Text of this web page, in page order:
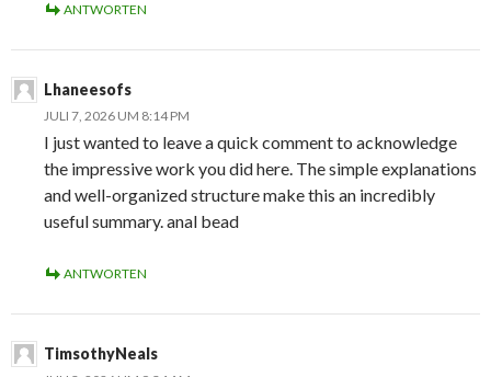
ANTWORTEN
Lhaneesofs
JULI 7, 2026 UM 8:14 PM
I just wanted to leave a quick comment to acknowledge
the impressive work you did here. The simple explanations
and well-organized structure make this an incredibly
useful summary. anal bead
ANTWORTEN
TimsothyNeals